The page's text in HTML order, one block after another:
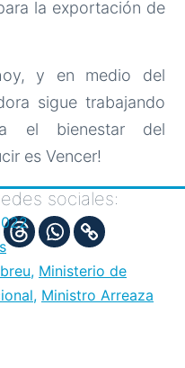
la exportación de
y en medio del
sigue trabajando
el bienestar del
es Vencer!
sociales:
, Ministerio de
, Ministro Arreaza